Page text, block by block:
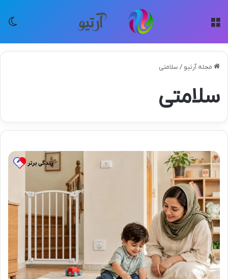
مجله آرتیو / سلامتی
سلامتی